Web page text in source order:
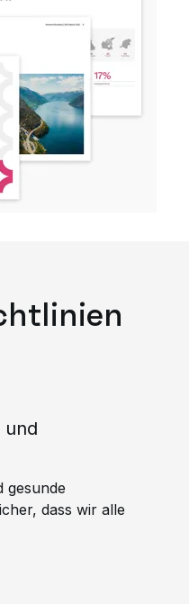
und
gesunde
dass wir alle